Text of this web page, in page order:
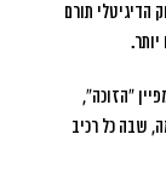
הדיגיטלי תורם
“הזוכה”,
שבה כל רכיב